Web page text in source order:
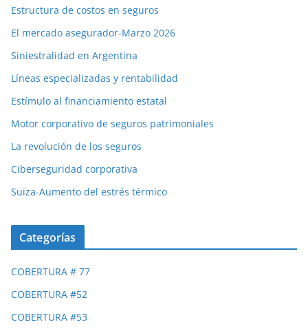
Estructura de costos en seguros
El mercado asegurador-Marzo 2026
Siniestralidad en Argentina
Líneas especializadas y rentabilidad
Estímulo al financiamiento estatal
Motor corporativo de seguros patrimoniales
La revolución de los seguros
Ciberseguridad corporativa
Suiza-Aumento del estrés térmico
Categorías
COBERTURA # 77
COBERTURA #52
COBERTURA #53